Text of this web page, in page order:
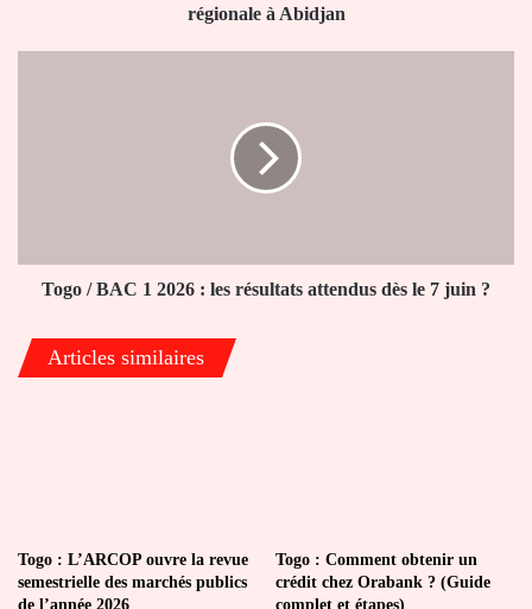
régionale à Abidjan
attendus
juin
Togo / BAC 1 2026 : les résultats attendus dès le 7 juin ?
Articles similaires
Togo : L’ARCOP ouvre la revue
semestrielle des marchés publics
de l’année 2026
Togo : Comment obtenir un
crédit chez Orabank ? (Guide
complet et étapes)